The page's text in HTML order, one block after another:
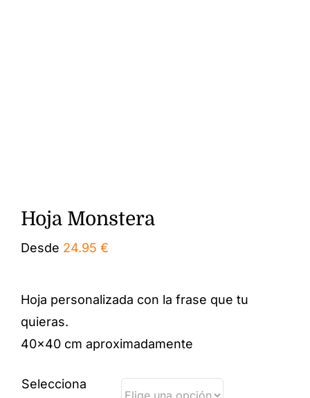
Hoja Monstera
Desde 24.95 €
Hoja personalizada con la frase que tu
quieras.
40×40 cm aproximadamente
Selecciona